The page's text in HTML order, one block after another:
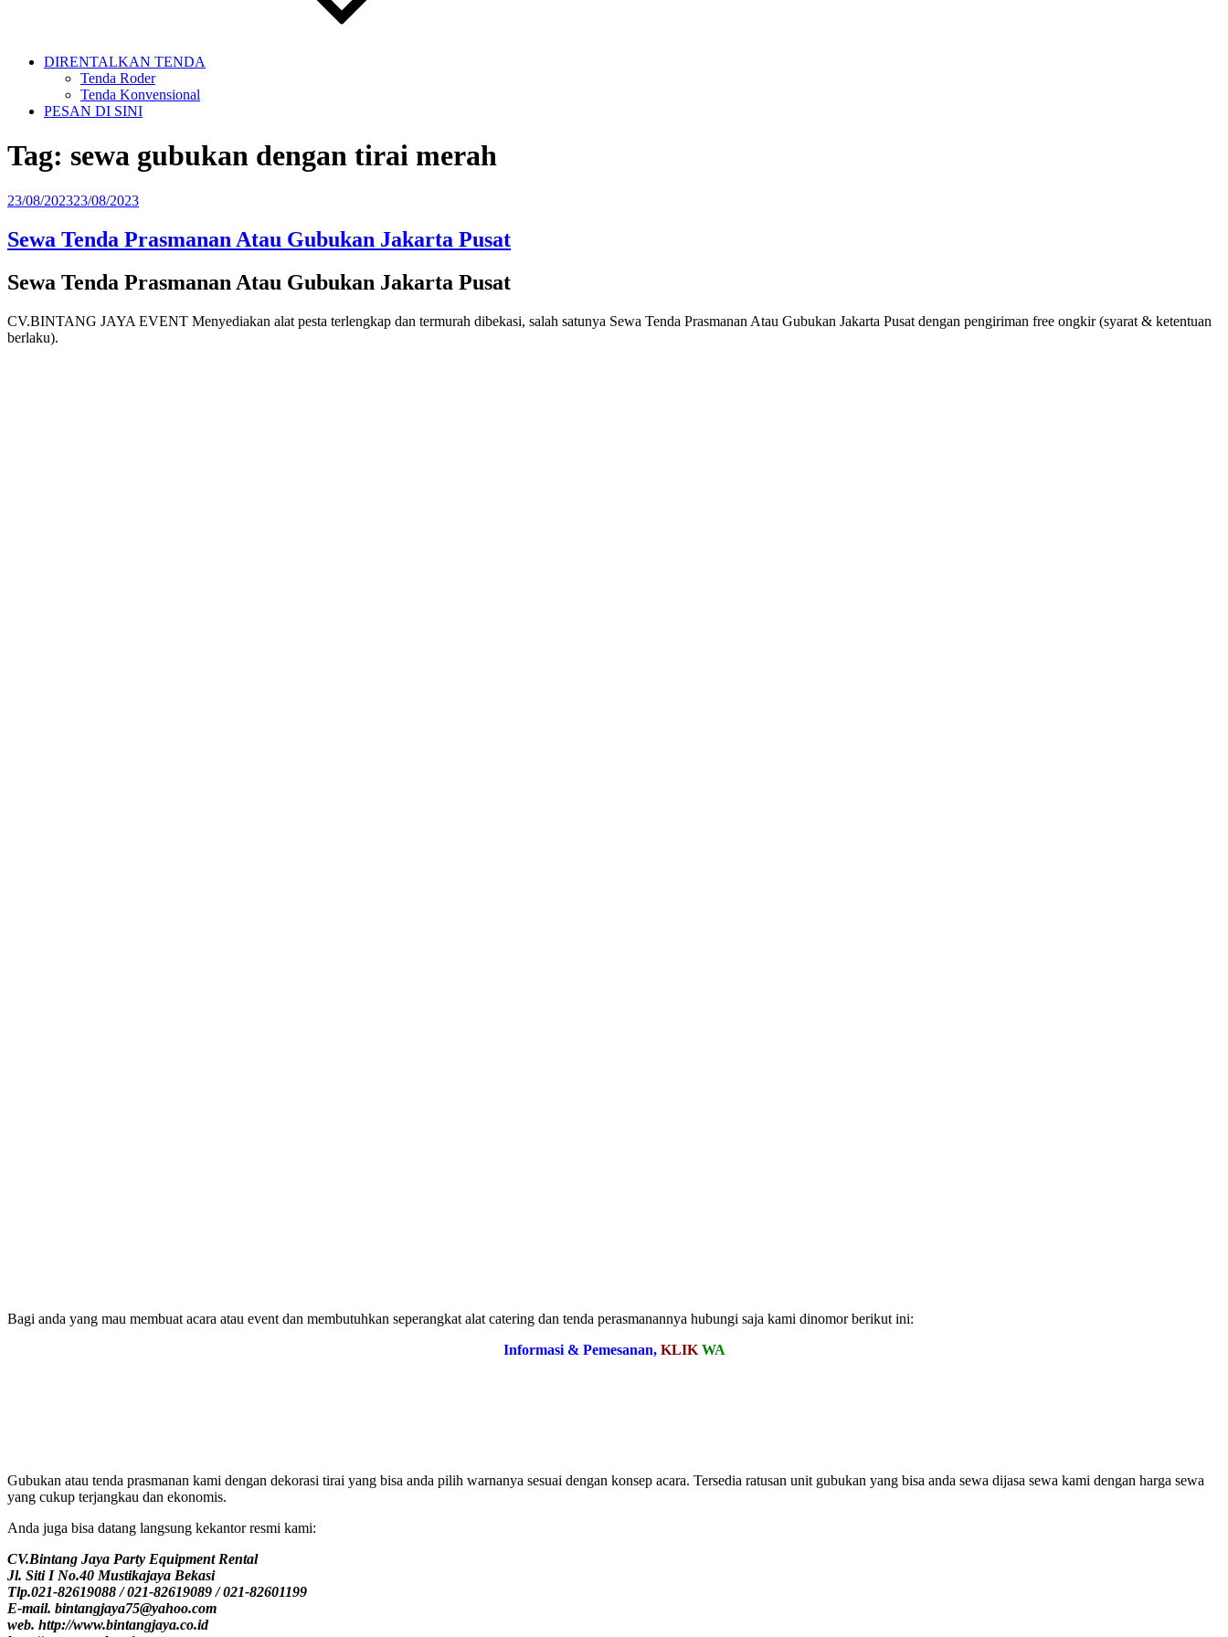
DIRENTALKAN TENDA
Tenda Roder
Tenda Konvensional
PESAN DI SINI
Tag: sewa gubukan dengan tirai merah
Diposkan
23/08/202323/08/2023
Sewa Tenda Prasmanan Atau Gubukan Jakarta Pusat
Sewa Tenda Prasmanan Atau Gubukan Jakarta Pusat
CV.BINTANG JAYA EVENT Menyediakan alat pesta terlengkap dan termurah dibekasi, salah satunya Sewa Tenda Prasmanan Atau Gubukan Jakarta Pusat dengan pengiriman free ongkir (syarat & ketentuan
berlaku).
Bagi anda yang mau membuat acara atau event dan membutuhkan seperangkat alat catering dan tenda perasmanannya hubungi saja kami dinomor berikut ini:
Informasi & Pemesanan, KLIK WA
Gubukan atau tenda prasmanan kami dengan dekorasi tirai yang bisa anda pilih warnanya sesuai dengan konsep acara. Tersedia ratusan unit gubukan yang bisa anda sewa dijasa sewa kami dengan harga sewa
yang cukup terjangkau dan ekonomis.
Anda juga bisa datang langsung kekantor resmi kami:
CV.Bintang Jaya Party Equipment Rental
Jl. Siti I No.40 Mustikajaya Bekasi
Tlp.021-82619088 / 021-82619089 / 021-82601199
E-mail. bintangjaya75@yahoo.com
web. http://www.bintangjaya.co.id